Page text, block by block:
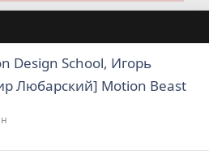
Design School, Игорь
Любарский] Motion Beast